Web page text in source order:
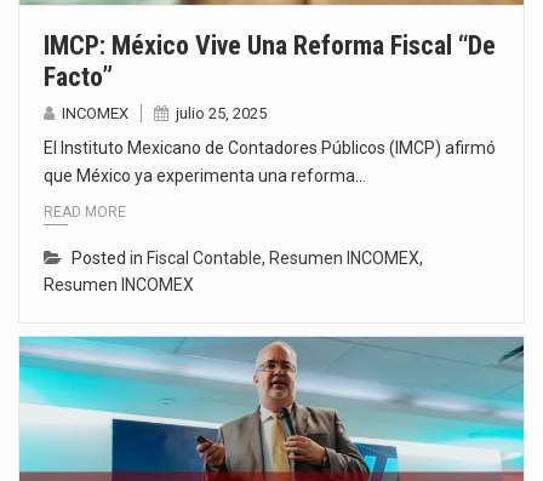
IMCP: México Vive Una Reforma Fiscal “de
Facto”
INCOMEX julio 25, 2025
El Instituto Mexicano de Contadores Públicos (IMCP) afirmó
que México ya experimenta una reforma…
READ MORE
Posted in Fiscal Contable, Resumen INCOMEX,
Resumen INCOMEX